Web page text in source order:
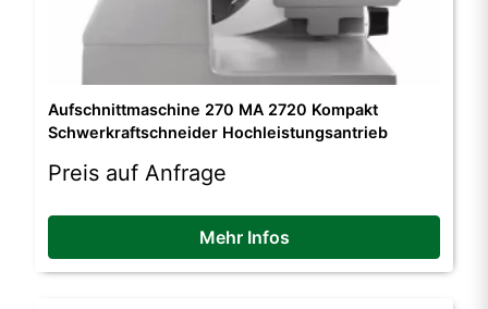
Aufschnittmaschine 270 MA 2720 Kompakt
Schwerkraftschneider Hochleistungsantrieb
Preis auf Anfrage
Mehr Infos